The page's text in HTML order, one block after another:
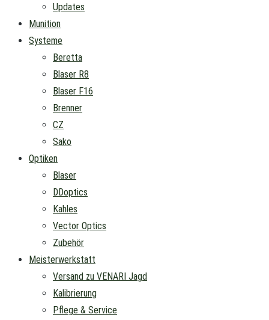
Updates
Munition
Systeme
Beretta
Blaser R8
Blaser F16
Brenner
CZ
Sako
Optiken
Blaser
DDoptics
Kahles
Vector Optics
Zubehör
Meisterwerkstatt
Versand zu VENARI Jagd
Kalibrierung
Pflege & Service